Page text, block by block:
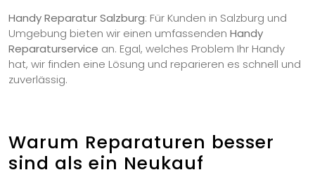
Handy Reparatur Salzburg: Für Kunden in Salzburg und
Umgebung bieten wir einen umfassenden Handy
Reparaturservice an. Egal, welches Problem Ihr Handy
hat, wir finden eine Lösung und reparieren es schnell und
zuverlässig.
Warum Reparaturen besser
sind als ein Neukauf